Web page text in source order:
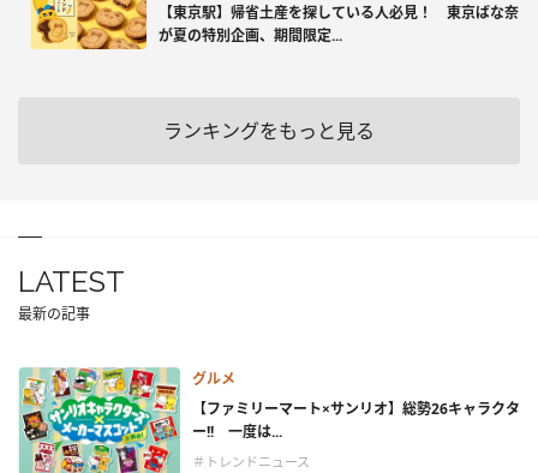
【東京駅】帰省土産を探している人必見！ 東京ばな奈
が夏の特別企画、期間限定...
ランキングをもっと見る
LATEST
最新の記事
グルメ
【ファミリーマート×サンリオ】総勢26キャラクタ
ー!! 一度は...
＃トレンドニュース